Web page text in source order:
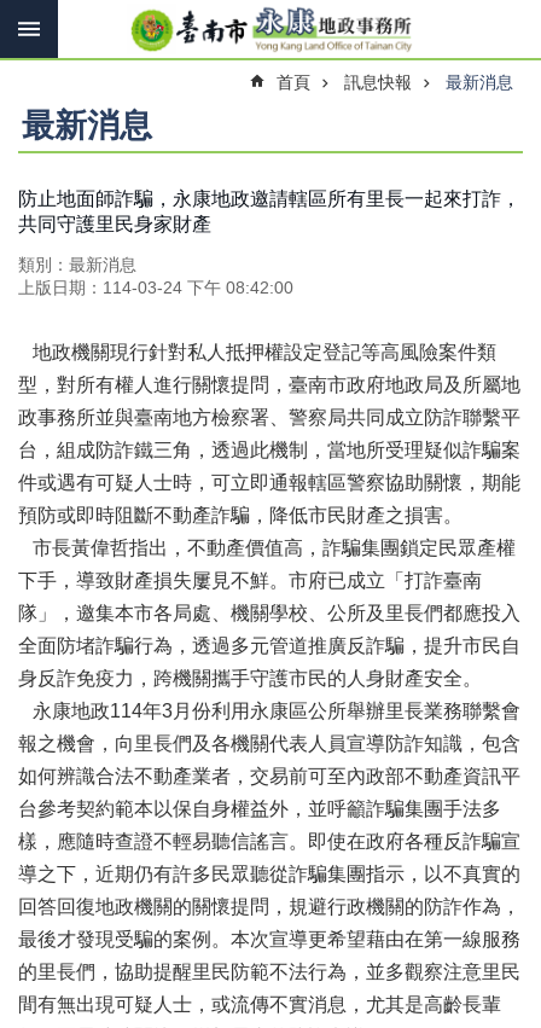
跳到主要內容區塊
搜
搜
尋
訊
息
快
報
機
關
簡
介
線
上
申
辦
與
詢
便
民
服
務
民
意
交
流
下
載
專
首頁 訊息快報 最新消息
最新消息
防止地面師詐騙，永康地政邀請轄區所有里長一起來打詐，
共同守護里民身家財產
類別：最新消息
上版日期：114-03-24 下午 08:42:00
地政機關現行針對私人抵押權設定登記等高風險案件類
型，對所有權人進行關懷提問，臺南市政府地政局及所屬地
政事務所並與臺南地方檢察署、警察局共同成立防詐聯繫平
台，組成防詐鐵三角，透過此機制，當地所受理疑似詐騙案
件或遇有可疑人士時，可立即通報轄區警察協助關懷，期能
預防或即時阻斷不動產詐騙，降低市民財產之損害。
市長黃偉哲指出，不動產價值高，詐騙集團鎖定民眾產權
下手，導致財產損失屢見不鮮。市府已成立「打詐臺南
隊」，邀集本市各局處、機關學校、公所及里長們都應投入
全面防堵詐騙行為，透過多元管道推廣反詐騙，提升市民自
身反詐免疫力，跨機關攜手守護市民的人身財產安全。
永康地政114年3月份利用永康區公所舉辦里長業務聯繫會
報之機會，向里長們及各機關代表人員宣導防詐知識，包含
如何辨識合法不動產業者，交易前可至內政部不動產資訊平
台參考契約範本以保自身權益外，並呼籲詐騙集團手法多
樣，應隨時查證不輕易聽信謠言。即使在政府各種反詐騙宣
導之下，近期仍有許多民眾聽從詐騙集團指示，以不真實的
回答回復地政機關的關懷提問，規避行政機關的防詐作為，
最後才發現受騙的案例。本次宣導更希望藉由在第一線服務
的里長們，協助提醒里民防範不法行為，並多觀察注意里民
間有無出現可疑人士，或流傳不實消息，尤其是高齡長輩